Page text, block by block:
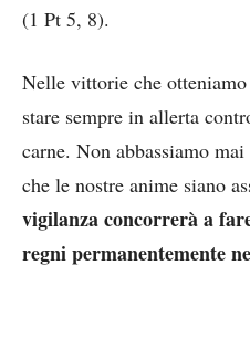
(1 Pt 5, 8).
Nelle vittorie che
stare sempre in allerta
carne. Non abbassiamo
che le nostre anime siano
vigilanza concorrerà a
regni permanentemente